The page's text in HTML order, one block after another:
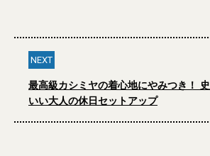
NEXT
最高級カシミヤの着心地にやみつき！
いい大人の休日セットアップ